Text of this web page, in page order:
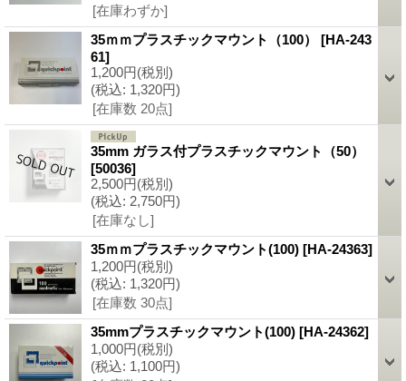
[在庫わずか]
35ｍｍプラスチックマウント（100） [HA-243
61]
1,200円(税別)
(税込: 1,320円)
[在庫数 20点]
35mm ガラス付プラスチックマウント（50）
[50036]
2,500円(税別)
(税込: 2,750円)
[在庫なし]
35ｍｍプラスチックマウント(100) [HA-24363]
1,200円(税別)
(税込: 1,320円)
[在庫数 30点]
35mmプラスチックマウント(100) [HA-24362]
1,000円(税別)
(税込: 1,100円)